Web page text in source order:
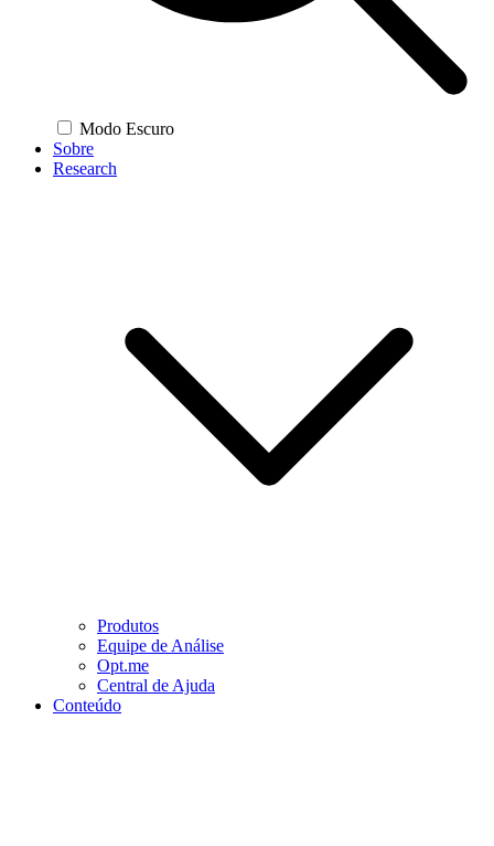
Modo Escuro
Sobre
Research
Produtos
Equipe de Análise
Opt.me
Central de Ajuda
Conteúdo